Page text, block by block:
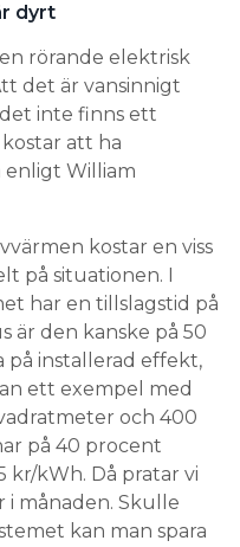
dyrt
rörande elektrisk
det är vansinnigt
inte finns ett
att ha
enligt William
kostar en viss
på situationen. I
har en tillslagstid på
är den kanske på 50
på installerad effekt,
ett exempel med
och 400
på 40 procent
kr/kWh. Då pratar vi
i månaden. Skulle
kan man spara